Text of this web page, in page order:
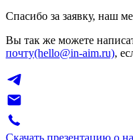
Спасибо за заявку, наш
Вы так же можете
почту(hello@in-aim.ru),
Скачать презентацию о